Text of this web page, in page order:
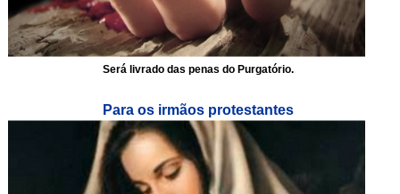
Será livrado das penas do Purgatório.
Para os irmãos protestantes